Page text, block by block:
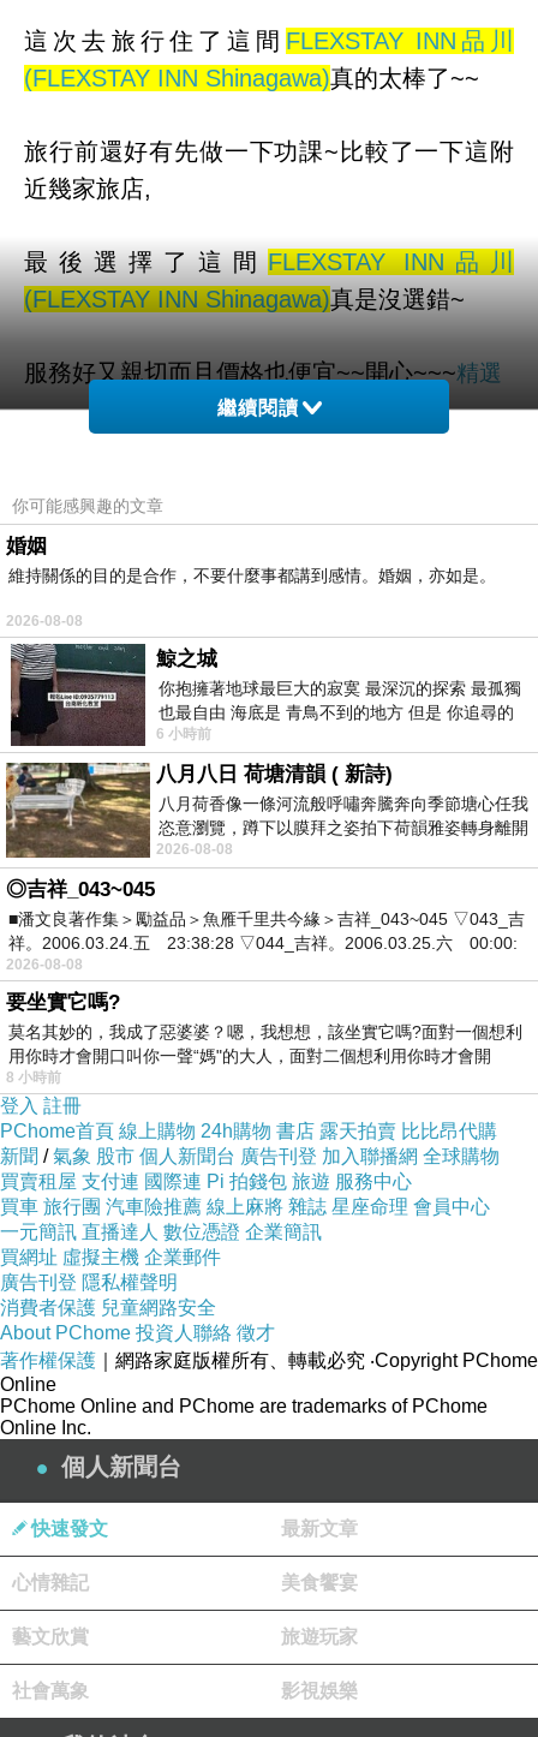
這次去旅行住了這間 FLEXSTAY INN品川
(FLEXSTAY INN Shinagawa)真的太棒了~~
旅行前還好有先做一下功課~比較了一下這附
近幾家旅店,
最後選擇了這間 FLEXSTAY INN品川
(FLEXSTAY INN Shinagawa)真是沒選錯~
服務好又親切而且價格也便宜~~開心~~~精選
也太方便了吧！！不用在那邊找翻譯啦ＱＱ
FLEXSTAY INN品川 (FLEXSTAY INN
Shinagawa) 的介紹在下面
如果有興趣到這附近玩的，不妨可以看看喔！
以下是 FLEXSTAY INN品川 (FLEXSTAY INN
Shinagawa) 的介紹 如果也跟我一樣喜歡不妨看
看喔!
PS.若您家裡有0~4歲的小朋友，點我進入索取免
費《迪士尼美語世界試用包》
↓↓↓限量特優價格按鈕↓↓↓
繼續閱讀
你可能感興趣的文章
婚姻
維持關係的目的是合作，不要什麼事都講到感情。婚姻，亦如是。
2026-08-08
鯨之城
你抱擁著地球最巨大的寂寞 最深沉的探索 最孤獨
也最自由 海底是 青鳥不到的地方 但是 你追尋的
幸福 可以比珍珠更
6 小時前
八月八日 荷塘清韻 ( 新詩)
八月荷香像一條河流般呼嘯奔騰奔向季節塘心任我
恣意瀏覽，蹲下以膜拜之姿拍下荷韻雅姿轉身離開
時我把美麗的遐想掛在亭亭葉柄上盼望
2026-08-08
◎吉祥_043~045
■潘文良著作集＞勵益品＞魚雁千里共今緣＞吉祥_043~045 ▽043_吉
祥。2006.03.24.五 23:38:28 ▽044_吉祥。2006.03.25.六 00:00:
2026-08-08
要坐實它嗎?
莫名其妙的，我成了惡婆婆？嗯，我想想，該坐實它嗎?面對一個想利
用你時才會開口叫你一聲“媽"的大人，面對二個想利用你時才會開
8 小時前
登入 註冊
PChome首頁 線上購物 24h購物 書店 露天拍賣 比比昂代購
新聞 /氣象 股市 個人新聞台 廣告刊登 加入聯播網 全球購物
買賣租屋 支付連 國際連 Pi 拍錢包 旅遊 服務中心
買車 旅行團 汽車險推薦 線上麻將 雜誌 星座命理 會員中心
一元簡訊 直播達人 數位憑證 企業簡訊
買網址 虛擬主機 企業郵件
廣告刊登 隱私權聲明
消費者保護 兒童網路安全
About PChome 投資人聯絡 徵才
著作權保護 ｜網路家庭版權所有、轉載必究 ‧Copyright PChome
Online
PChome Online and PChome are trademarks of PChome
Online Inc.
個人新聞台
快速發文 最新文章
心情雜記 美食饗宴
藝文欣賞 旅遊玩家
社會萬象 影視娛樂